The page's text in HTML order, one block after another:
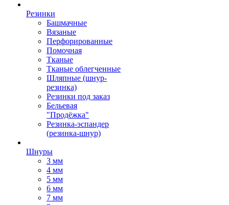
Резинки
Башмачные
Вязаные
Перфорированные
Помочная
Тканые
Тканые облегченные
Шляпные (шнур-
резинка)
Резинки под заказ
Бельевая
"Продёжка"
Резинка-эспандер
(резинка-шнур)
Шнуры
3 мм
4 мм
5 мм
6 мм
7 мм